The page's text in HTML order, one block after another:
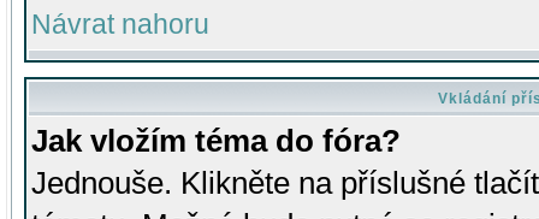
Návrat nahoru
Vkládání
Jak vložím téma do fóra?
Jednouše. Klikněte na příslušné